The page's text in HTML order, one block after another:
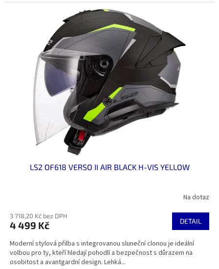
LS2 OF618 VERSO II AIR BLACK H-VIS YELLOW
Na dotaz
3 718,20 Kč bez DPH
4 499 Kč DETAIL
Moderní stylová přilba s integrovanou sluneční clonou je ideální
volbou pro ty, kteří hledají pohodlí a bezpečnost s důrazem na
osobitost a avantgardní design. Lehká...